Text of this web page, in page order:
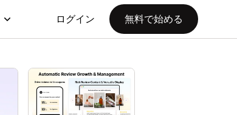
ログイン 無料で始める